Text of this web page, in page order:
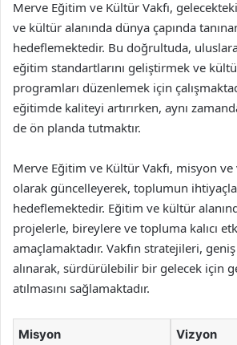
Merve Eğitim ve Kültür Vakfı,
ve kültür alanında dünya çapında
hedeflemektedir. Bu doğrultuda,
eğitim standartlarını geliştirmek ve
programları düzenlemek için
eğitimde kaliteyi artırırken, aynı
de ön planda tutmaktır.
Merve Eğitim ve Kültür Vakfı, misyon
olarak güncelleyerek, toplumun
hedeflemektedir. Eğitim ve kültür
projelerle, bireylere ve topluma kalıcı
amaçlamaktadır. Vakfın stratejileri,
alınarak, sürdürülebilir bir gelecek için
atılmasını sağlamaktadır.
Misyon Vizyon